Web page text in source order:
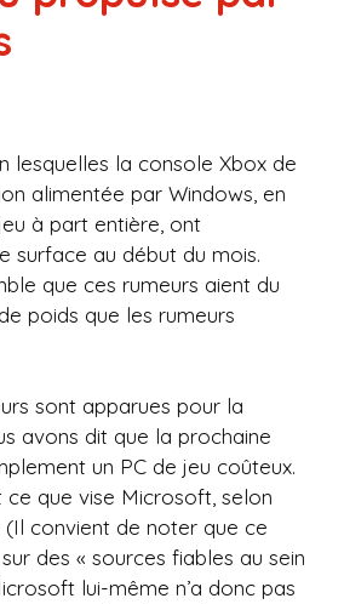
lesquelles la console Xbox de
alimentée par Windows, en
à part entière, ont
surface au début du mois.
que ces rumeurs aient du
poids que les rumeurs
sont apparues pour la
avons dit que la prochaine
un PC de jeu coûteux.
ce que vise Microsoft, selon
(Il convient de noter que ce
des « sources fiables au sein
lui-même n’a donc pas